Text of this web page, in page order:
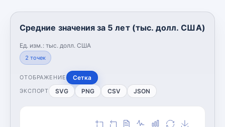
Средние значения за 5 лет (тыс. долл. США)
Ед. изм.: тыс. долл. США
2 точек
ОТОБРАЖЕНИЕ Сетка
ЭКСПОРТ SVG PNG CSV JSON